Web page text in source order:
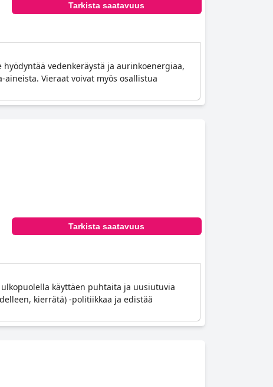
Tarkista saatavuus
vedenkeräystä ja aurinkoenergiaa,
Vieraat voivat myös osallistua
Tarkista saatavuus
käyttäen puhtaita ja uusiutuvia
kierrätä) -politiikkaa ja edistää